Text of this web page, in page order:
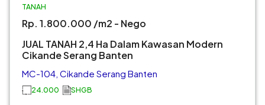
TANAH
Rp. 1.800.000 /m2 - Nego
JUAL TANAH 2,4 Ha Dalam Kawasan Modern
Cikande Serang Banten
MC-104, Cikande Serang Banten
24.000 SHGB